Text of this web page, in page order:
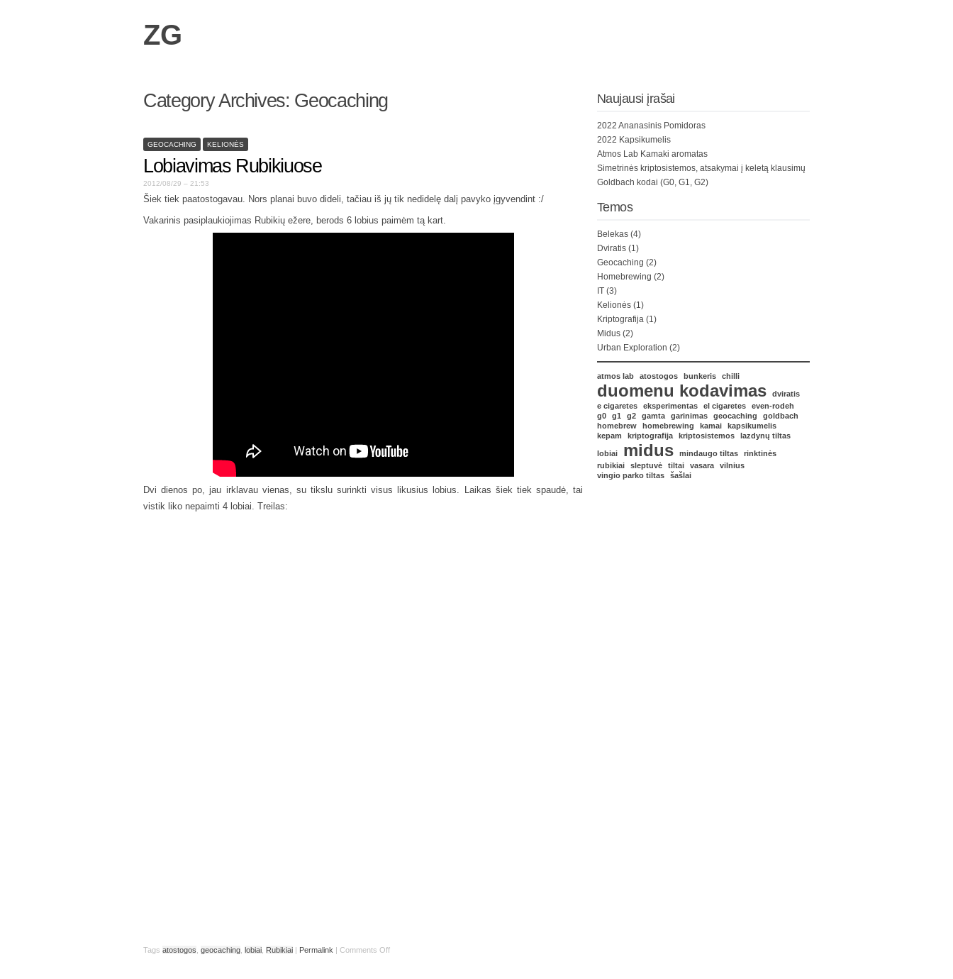
ZG
Category Archives: Geocaching
GEOCACHING KELIONĖS
Lobiavimas Rubikiuose
2012/08/29 – 21:53
Šiek tiek paatostogavau. Nors planai buvo dideli, tačiau iš jų tik nedidelę dalį pavyko įgyvendint :/
Vakarinis pasiplaukiojimas Rubikių ežere, berods 6 lobius paimėm tą kart.
Dvi dienos po, jau irklavau vienas, su tikslu surinkti visus likusius lobius. Laikas šiek tiek spaudė, tai
vistik liko nepaimti 4 lobiai. Treilas:
Tags atostogos geocaching lobiai Rubikiai | Permalink | Comments Off
Naujausi įrašai
2022 Ananasinis Pomidoras
2022 Kapsikumelis
Atmos Lab Kamaki aromatas
Simetrinės kriptosistemos, atsakymai į keletą klausimų
Goldbach kodai (G0, G1, G2)
Temos
Belekas (4)
Dviratis (1)
Geocaching (2)
Homebrewing (2)
IT (3)
Kelionės (1)
Kriptografija (1)
Midus (2)
Urban Exploration (2)
atmos lab atostogos bunkeris chilli
duomenu kodavimas
dviratis
e cigaretes
eksperimentas el cigaretes
even-rodeh
g0
g1 g2 gamta garinimas geocaching
goldbach
homebrew
homebrewing kamai
kapsikumelis
kepam
kriptografija kriptosistemos lazdynų tiltas
lobiai midus mindaugo tiltas
rinktinės
rubikiai
sleptuvė tiltai vasara
vilnius
vingio parko tiltas
šašlai